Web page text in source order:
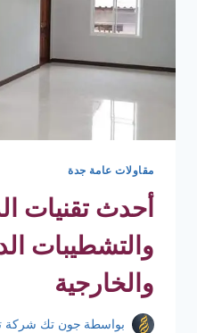
مقاولات عامة جدة
أحدث تقنيات
والتشطيبات
والخارجية
بواسطة جون تك شركة